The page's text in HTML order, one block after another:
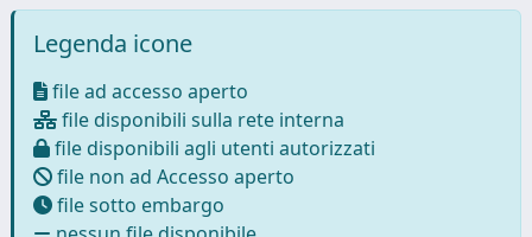
Legenda icone
file ad accesso aperto
file disponibili sulla rete interna
file disponibili agli utenti autorizzati
file non ad Accesso aperto
file sotto embargo